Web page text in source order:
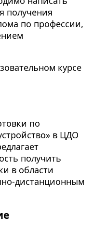
получения
по профессии,
курсе
по
в ЦДО
получить
в области
дистанционным